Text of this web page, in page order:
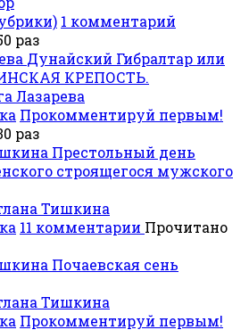
1 комментарий
раз
Дунайский Гибралтар или
КРЕПОСТЬ.
Лазарева
Прокомментируй первым!
раз
Престольный день
строящегося мужского
Тишкина
11 комментарии Прочитано
Почаевская сень
Тишкина
Прокомментируй первым!